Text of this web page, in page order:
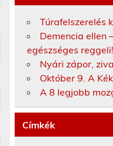
Túrafelszerelés
Demencia ellen
egészséges reggeli!
Nyári zápor,
Október 9. A
A 8 legjobb
Címkék